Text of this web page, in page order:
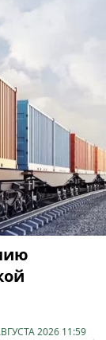
2026 11:59